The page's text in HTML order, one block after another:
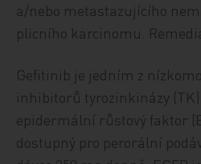
a/nebo metastazujícího
plicního karcinomu.
Gefitinib je jedním z
inhibitorů tyrozinkinázy
epidermální růstový faktor
dostupný pro perorální